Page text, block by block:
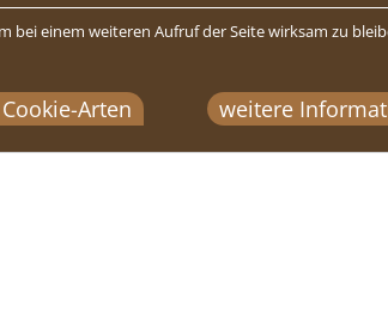
einem weiteren Aufruf der Seite wirksam zu
Arten weitere